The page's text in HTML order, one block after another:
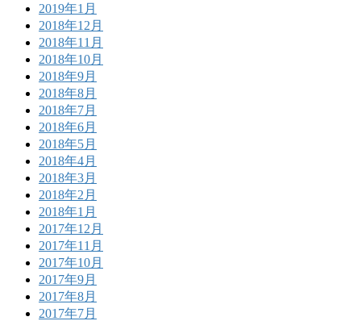
2019年1月
2018年12月
2018年11月
2018年10月
2018年9月
2018年8月
2018年7月
2018年6月
2018年5月
2018年4月
2018年3月
2018年2月
2018年1月
2017年12月
2017年11月
2017年10月
2017年9月
2017年8月
2017年7月